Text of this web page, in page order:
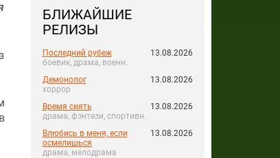
БЛИЖАЙШИЕ
РЕЛИЗЫ
Последний рубеж
боевик, драма, военн.
13.08.2026
Демонолог
хоррор
13.08.2026
Время сиять
драма, фэнтези, спортивн.
13.08.2026
Влюбись в меня, если
осмелишься
драма, мелодрама
13.08.2026